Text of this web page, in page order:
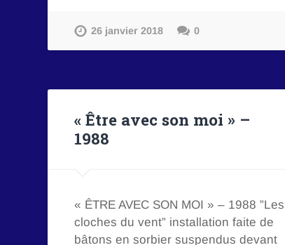
26 janvier 2018 0
« Être avec son moi » –
1988
« ÊTRE AVEC SON MOI » – 1988 ”Les
cloches du vent” installation faite de
bâtons en sorbier suspendus devant